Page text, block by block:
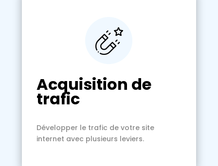
Acquisition de
trafic
Développer le trafic de votre site
internet avec plusieurs leviers.